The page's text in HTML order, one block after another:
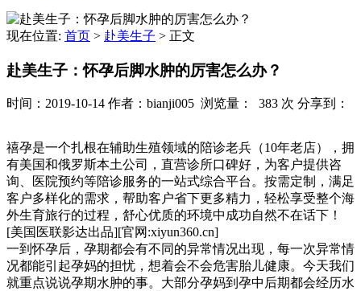
现在位置: 首页 > 赴美生子 > 正文
赴美生子：怀孕后脚水肿的厉害怎么办？
时间：2019-10-14 作者：bianji005 浏览量： 383 次 分享到：
禧孕是一个扎根在辅助生殖领域的陪诊老兵（10年老店），拥
有美国和俄罗斯本土公司，直营诊所口碑好，为客户提供咨
询、医院预约等陪诊服务的一站式综合平台。按需定制，满足
客户多样化的需求，帮助客户省下更多精力，轻松享受整个海
外生育旅行的过程，舒心优质的环境中成功自然不在话下！
[美国医联影达出品][官网:xiyun360.cn]
一到怀孕后，孕期都会有不同的异常情况出现，每一次异常情
况都能引起孕妈的担忧，想着会不会危害胎儿健康。今天我们
就重点说说孕期水肿的事。大部分孕妈到孕中后期都会经历水